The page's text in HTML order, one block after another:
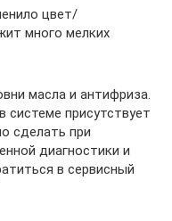
цвет/
много мелких
масла и антифриза.
системе присутствует
сделать при
диагностики и
в сервисный